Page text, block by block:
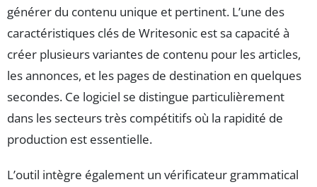
générer du contenu unique et pertinent. L’une des
caractéristiques clés de Writesonic est sa capacité à
créer plusieurs variantes de contenu pour les articles,
les annonces, et les pages de destination en quelques
secondes. Ce logiciel se distingue particulièrement
dans les secteurs très compétitifs où la rapidité de
production est essentielle.
L’outil intègre également un vérificateur grammatical